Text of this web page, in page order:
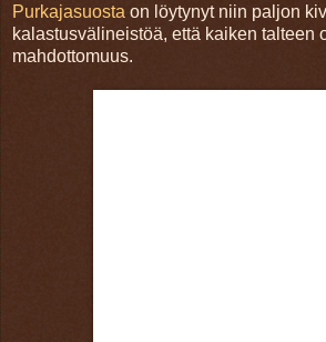
Purkajasuosta on löytynyt niin paljon
kalastusvälineistöä, että kaiken talteen
mahdottomuus.